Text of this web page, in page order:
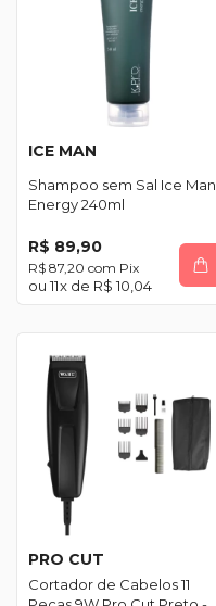
ICE MAN
Shampoo sem Sal Ice Man
Energy 240ml
R$ 89,90
R$ 87,20 com Pix
11x de R$ 10,04
PRO CUT
Cortador de Cabelos 11